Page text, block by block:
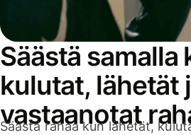
Säästä samalla
kulutat, lähetät
vastaanotat
Säästä rahaa kun lähetät,